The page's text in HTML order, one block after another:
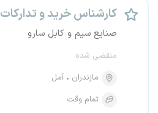
کارشناس خرید و تدارکات
صنایع سیم و کابل سارو
منقضی شده
مازندران
آمل
تمام وقت